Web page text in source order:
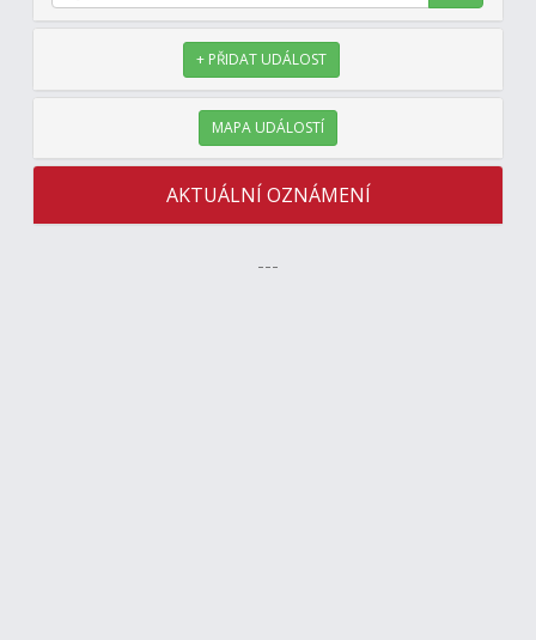
+ PŘIDAT UDÁLOST
MAPA UDÁLOSTÍ
AKTUÁLNÍ OZNÁMENÍ
---